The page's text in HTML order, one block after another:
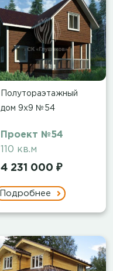
Полутораэтажный
дом 9х9 №54
Проект №54
110 кв.м
4 231 000 ₽
Подробнее